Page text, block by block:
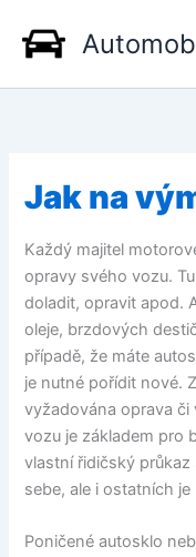
obsah
Jak na
Každý majitel
opravy svého vozu.
doladit, opravit apod.
oleje, brzdových
případě, že máte
je nutné pořídit nové.
vyžadována oprava
vozu je základem pro
vlastní řidičský průkaz
sebe, ale i ostatních
Poničené autosklo